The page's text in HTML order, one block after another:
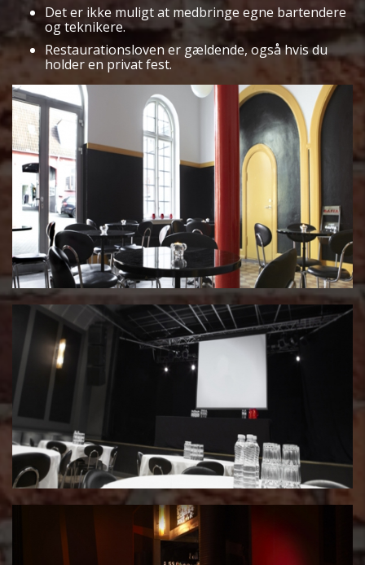
Det er ikke muligt at medbringe egne bartendere
og teknikere.
Restaurationsloven er gældende, også hvis du
holder en privat fest.